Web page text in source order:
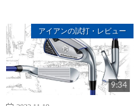
アイアンの試打・レビュー
9:34